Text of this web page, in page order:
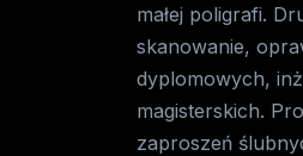
małej poligrafi.
skanowanie,
dyplomowych,
magisterskich.
zaproszeń